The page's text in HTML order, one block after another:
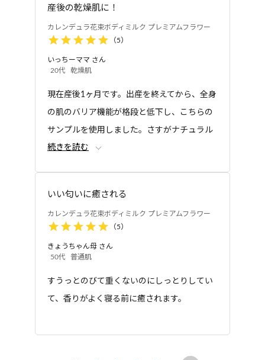
なみに猫います。入浴後の乾燥には意外と伸
なベタベタが苦手な方にオススメです。痒み
産後の乾燥肌に！
カレンデュラ花束ボディミルク プレミアムフラワー
（5）
いっちーママ さん
20代
乾燥肌
現在産後1ヶ月です。出産を終えてから、全身
の肌のバリア機能が格段と低下し、こちらの
サンプルを使用しました。さすがナチュラル
アイランドさんだと思います。翌日までお肌
続きを読む
いい匂いに癒される
カレンデュラ花束ボディミルク プレミアムフラワー
（5）
きょうちゃん母 さん
50代
普通肌
すうっとのびて重くないのにしっとりしてい
て、香りがよく寝る前に癒されます。